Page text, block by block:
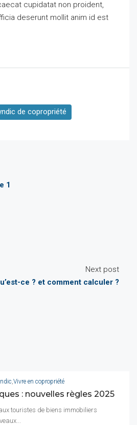
cupidatat non proident,
deserunt mollit anim id est
de copropriété
1
Next post
ce ? et comment calculer ?
,Vivre en copropriété
: nouvelles règles 2025
touristes de biens immobiliers